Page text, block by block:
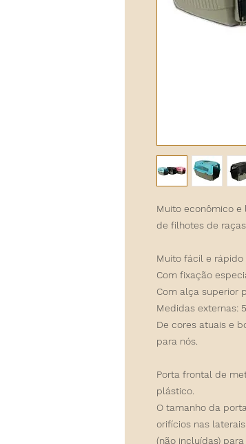
Muito econômico e
de filhotes de
Muito fácil e
Com fixação
Com alça superior
Medidas externas:
De cores atuais e
para nós.
Porta frontal de
plástico.
O tamanho da
orifícios nas
(não incluídas)